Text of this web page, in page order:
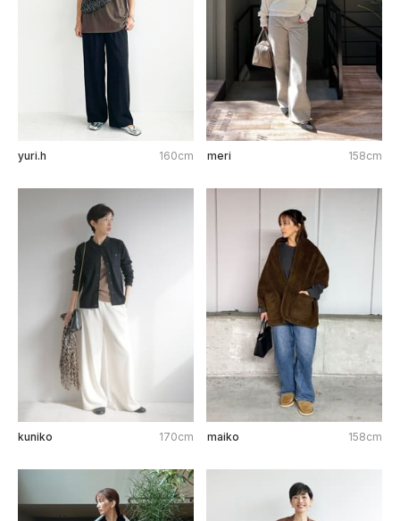
yuri.h 160cm meri 158cm
kuniko 170cm maiko 158cm